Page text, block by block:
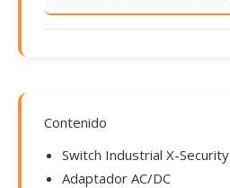
Contenido
Switch Industrial X-Security
Adaptador AC/DC